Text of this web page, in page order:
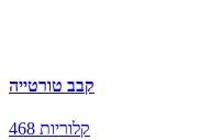
קבב טורטייה
468 קלוריות